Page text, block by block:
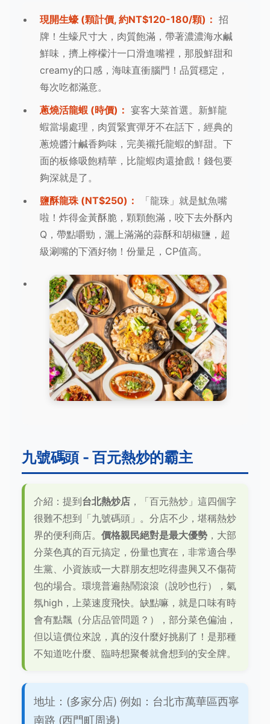
現開生蠔 (顆計價, 約NT$120-180/顆)： 招
牌！生蠔尺寸大，肉質飽滿，帶著濃濃海水鹹
鮮味，擠上檸檬汁一口滑進嘴裡，那股鮮甜和
creamy的口感，海味直衝腦門！品質穩定，
每次吃都滿意。
蔥燒活龍蝦 (時價)： 宴客大菜首選。新鮮龍
蝦當場處理，肉質緊實彈牙不在話下，經典的
蔥燒醬汁鹹香夠味，完美襯托龍蝦的鮮甜。下
面的板條吸飽精華，比龍蝦肉還搶戲！錢包要
夠深就是了。
鹽酥龍珠 (NT$250)：
「龍珠」就是魷魚嘴
啦！炸得金黃酥脆，顆顆飽滿，咬下去外酥內
Q，帶點嚼勁，灑上滿滿的蒜酥和胡椒鹽，超
級涮嘴的下酒好物！份量足，CP值高。
九號碼頭 - 百元熱炒的霸主
介紹：提到台北熱炒店 ，「百元熱炒」這四個字
很難不想到「九號碼頭」。分店不少，堪稱熱炒
界的便利商店。 價格親民絕對是最大優勢 ，大部
分菜色真的百元搞定，份量也實在，非常適合學
生黨、小資族或一大群朋友想吃得盡興又不傷荷
包的場合。環境普遍熱鬧滾滾（說吵也行），氣
氛high，上菜速度飛快。缺點嘛，就是口味有時
會有點飄（分店品管問題？），部分菜色偏油，
但以這價位來說，真的沒什麼好挑剔了！是那種
不知道吃什麼、臨時想聚餐就會想到的安全牌。
地址：(多家分店) 例如：台北市萬華區西寧
南路 (西門町周邊)